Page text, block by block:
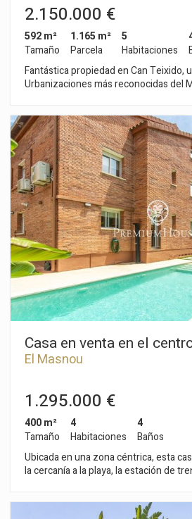
2.150.000 €
592 m²
Tamaño
1.165 m²
Parcela
5
Habitaciones
Fantástica propiedad en Can Teixido,
Urbanizaciones más reconocidas del
distribuidos y luminosos. Varias
el servicio y gran sala diáfana en
disfrutar de otro ambiente.Un gran
tipo office con zona de lavado
un estado impecable, se realizó toda la
iluminación exterior para conseguir
muy especial, el porche delante de la
barbacoa para disfrutar del micro
todo el año.
Casa en venta en el
El Masnou
1.295.000 €
400 m²
Tamaño
4
Habitaciones
4
Baños
Ubicada en una zona céntrica, esta
la cercanía a la playa, la estación de
renunciar a la comodidad de tener todo a